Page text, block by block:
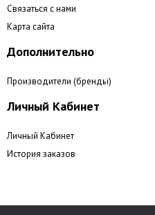
Связаться с нами
Карта сайта
Дополнительно
Производители (бренды)
Личный Кабинет
Личный Кабинет
История заказов